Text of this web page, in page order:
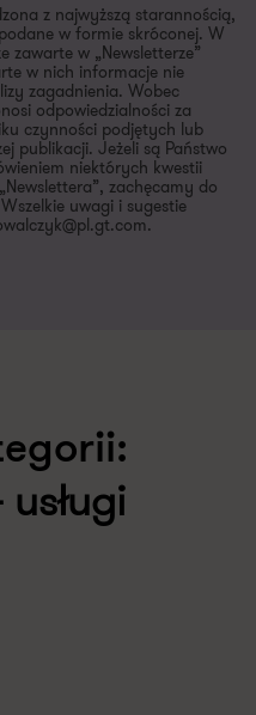
z najwyższą starannością,
w formie skróconej. W
zawarte w „Newsletterze”
w nich informacje nie
zagadnienia. Wobec
odpowiedzialności za
czynności podjętych lub
publikacji. Jeżeli są Państwo
niektórych kwestii
zachęcamy do
uwagi i sugestie